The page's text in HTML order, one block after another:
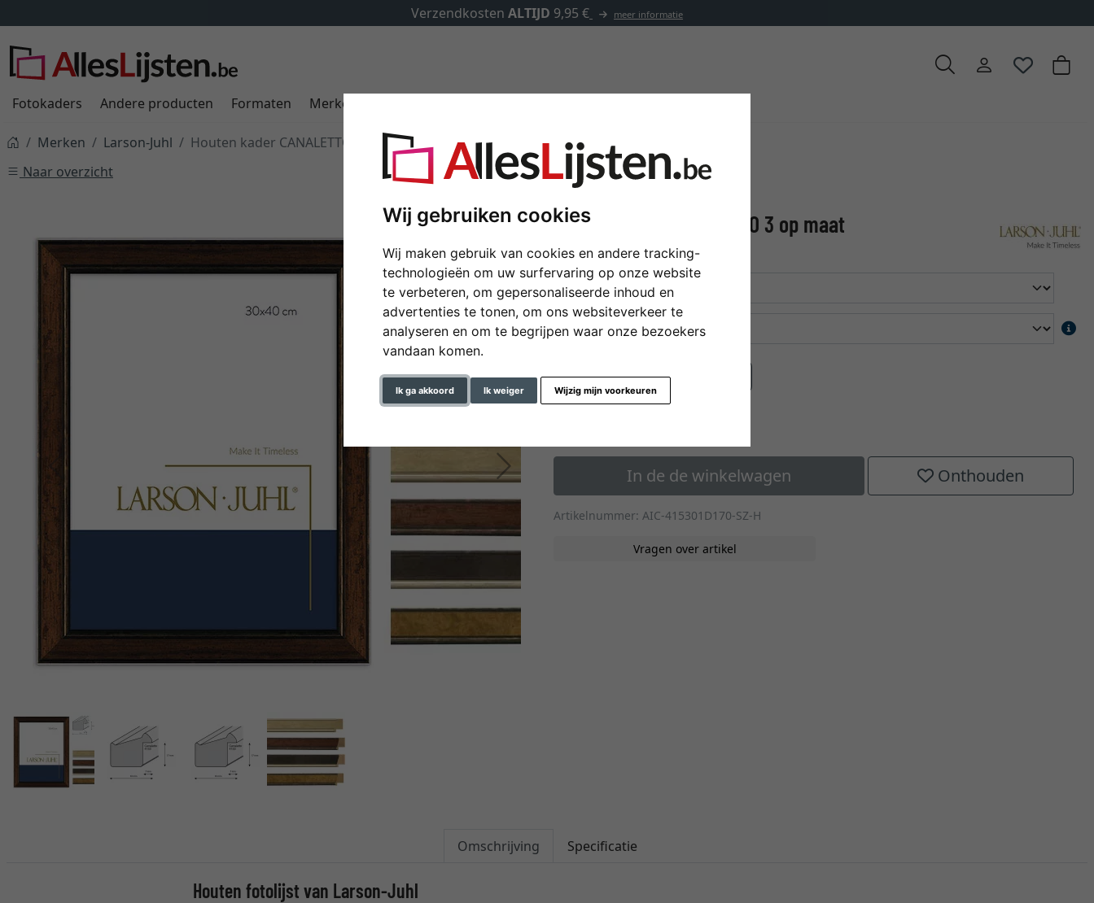
Wij gebruiken cookies
Wij maken gebruik van cookies en andere tracking-
technologieën om uw surfervaring op onze website
te verbeteren, om gepersonaliseerde inhoud en
advertenties te tonen, om ons websiteverkeer te
analyseren en om te begrijpen waar onze bezoekers
vandaan komen.
Ik ga akkoord Ik weiger Wijzig mijn voorkeuren
Fotokaders Andere producten Formaten Merken
Merken Larson-Juhl
Houten kader CANALETTO 3 op maat
Naar overzicht
Terug Verder
Houten kader CANALETTO 3 op maat
kleur
glastype
» naar de formaten op maat
In de de winkelwagen Onthouden
Artikelnummer: AIC-415301D170-SZ-H
Vragen over artikel
Omschrijving Specificatie
Houten fotolijst van Larson-Juhl